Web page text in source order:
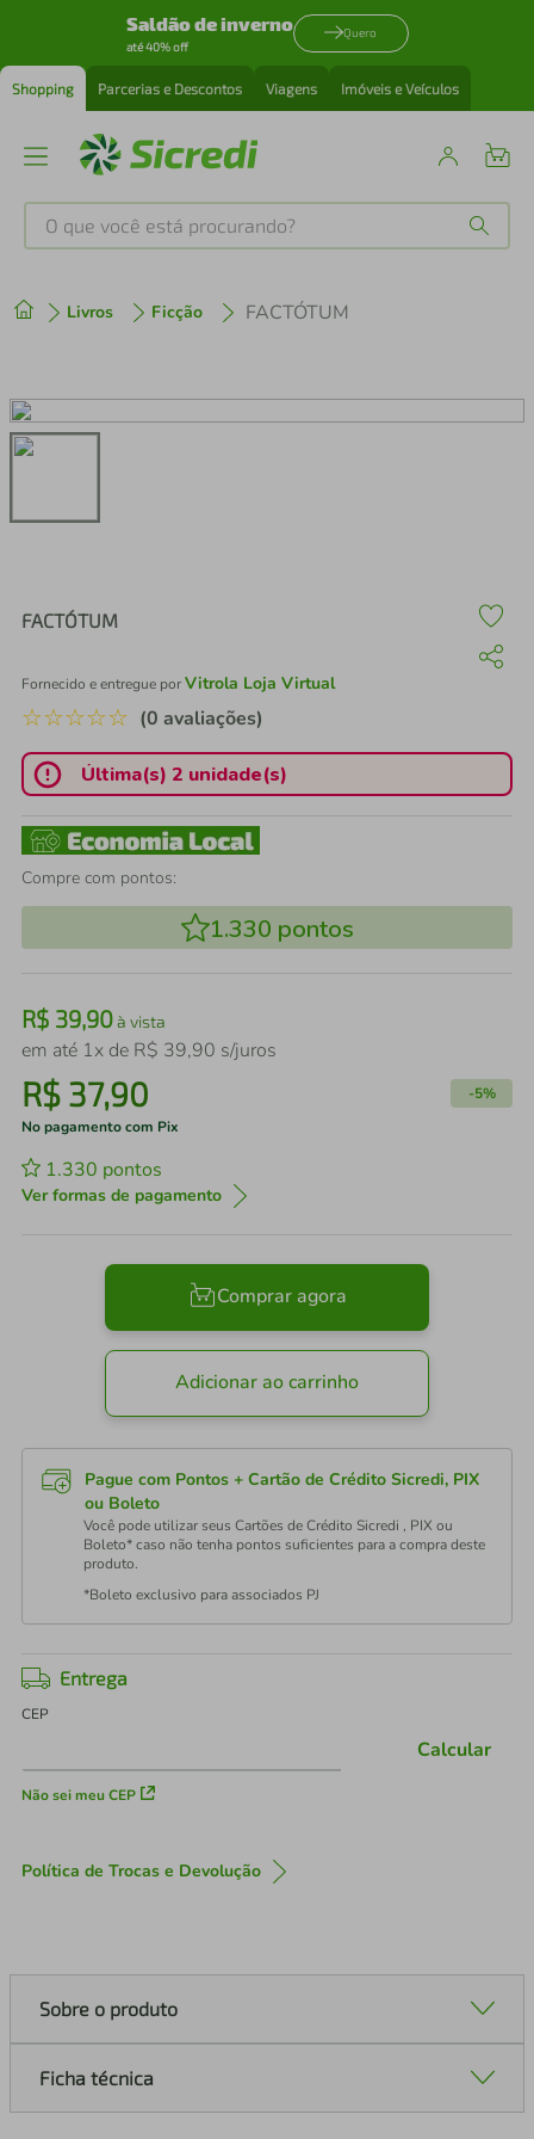
Saldão de inverno
até 40% off
Quero
Shopping Parcerias e Descontos Viagens Imóveis e Veículos
O que você está procurando?
Livros Ficção FACTÓTUM
FACTÓTUM
Fornecido e entregue porVitrola Loja Virtual
☆☆☆☆☆ (0 avaliações)
Última(s) 2 unidade(s)
Compre com pontos:
1.330 pontos
R$ 39,90à vista
em até 1x de R$ 39,90 s/juros
R$ 37,90 -5%
No pagamento com Pix
1.330 pontos
Ver formas de pagamento
Comprar agora
Adicionar ao carrinho
Pague com Pontos + Cartão de Crédito Sicredi, PIX
ou Boleto
Você pode utilizar seus Cartões de Crédito Sicredi , PIX ou
Boleto* caso não tenha pontos suficientes para a compra deste
produto.
*Boleto exclusivo para associados PJ
Entrega
CEP
Não sei meu CEP
Calcular
Política de Trocas e Devolução
Sobre o produto
Ficha técnica
2º cafeteira